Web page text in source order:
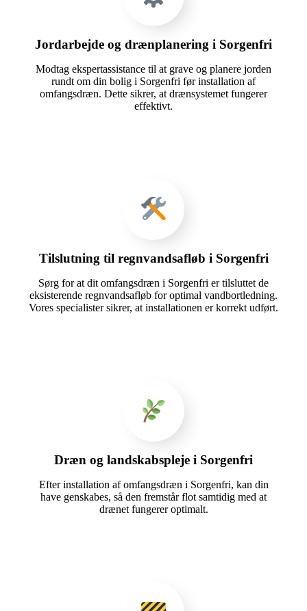
Jordarbejde og drænplanering i Sorgenfri
Modtag ekspertassistance til at grave og planere jorden
rundt om din bolig i Sorgenfri før installation af
omfangsdræn. Dette sikrer, at drænsystemet fungerer
effektivt.
Tilslutning til regnvandsafløb i Sorgenfri
Sørg for at dit omfangsdræn i Sorgenfri er tilsluttet de
eksisterende regnvandsafløb for optimal vandbortledning.
Vores specialister sikrer, at installationen er korrekt udført.
Dræn og landskabspleje i Sorgenfri
Efter installation af omfangsdræn i Sorgenfri, kan din
have genskabes, så den fremstår flot samtidig med at
drænet fungerer optimalt.